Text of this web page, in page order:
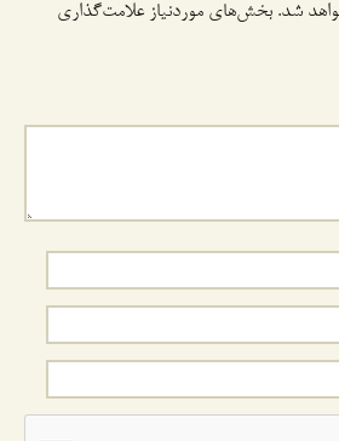
شد. بخش‌های موردنیاز علامت‌گذاری